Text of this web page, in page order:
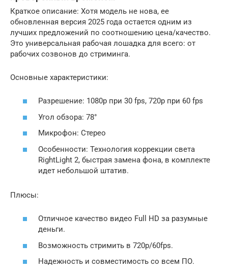
Краткое описание: Хотя модель не нова, ее
обновленная версия 2025 года остается одним из
лучших предложений по соотношению цена/качество.
Это универсальная рабочая лошадка для всего: от
рабочих созвонов до стриминга.
Основные характеристики:
Разрешение: 1080p при 30 fps, 720p при 60 fps
Угол обзора: 78°
Микрофон: Стерео
Особенности: Технология коррекции света
RightLight 2, быстрая замена фона, в комплекте
идет небольшой штатив.
Плюсы:
Отличное качество видео Full HD за разумные
деньги.
Возможность стримить в 720p/60fps.
Надежность и совместимость со всем ПО.